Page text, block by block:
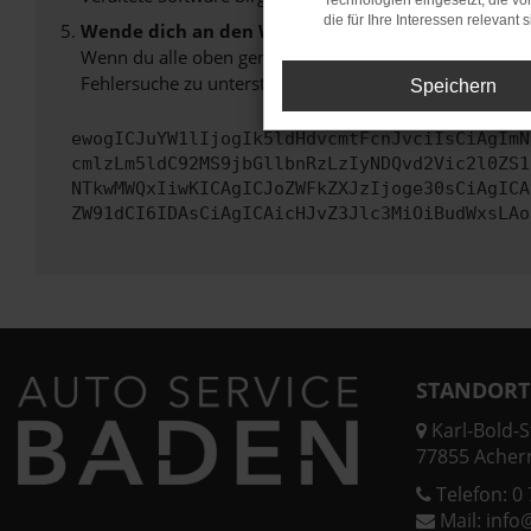
Wende dich an den Webseitenbetreiber.
Wenn du alle oben genannten Schritte versucht hast,
Fehlersuche zu unterstützen:
Karl-Bold-
77855
Telefon: 0
Mail:
die für Ihre Interessen relevant
Speichern